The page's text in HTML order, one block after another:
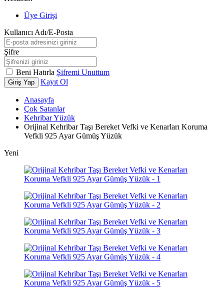
Üye Girişi
Kullanıcı Adı/E-Posta
Şifre
Beni Hatırla Şifremi Unuttum
Giriş Yap Kayıt Ol
Anasayfa
Çok Satanlar
Kehribar Yüzük
Orijinal Kehribar Taşı Bereket Vefki ve Kenarları Koruma
Vefkli 925 Ayar Gümüş Yüzük
Yeni